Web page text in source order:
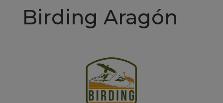
Birding Aragón